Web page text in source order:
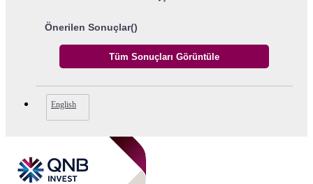
Önerilen Sonuçlar()
English